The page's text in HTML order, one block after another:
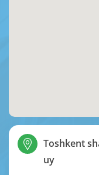
Toshkent
uy